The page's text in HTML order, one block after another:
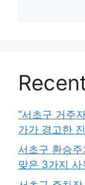
“서초구 거주
가가 경고한
서초구 환승
맞은 3가지 사